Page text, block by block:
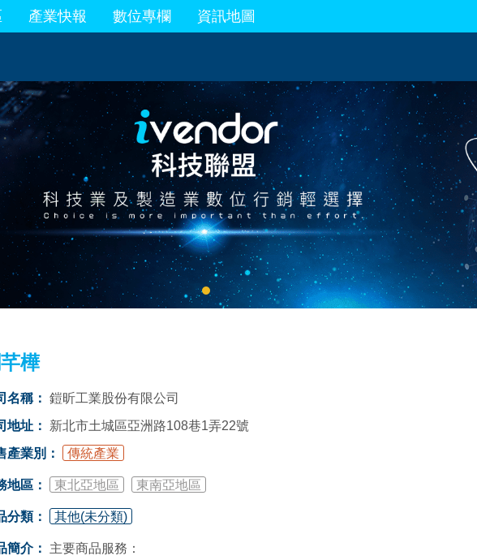
產業快報 數位專欄 資訊地圖
樺
名稱： 鎧昕工業股份有限公司
地址：
新北市土城區亞洲路108巷1弄22號
產業別：
傳統產業
地區： 東北亞地區 東南亞地區
分類： 其他(未分類)
簡介：
主要商品服務：